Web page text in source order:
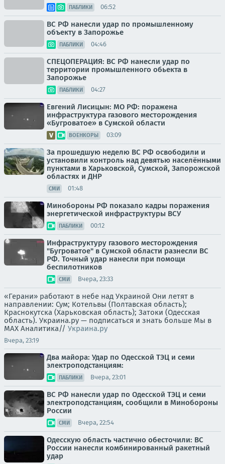
ПАБЛИКИ 06:52
ВС РФ нанесли удар по промышленному
объекту в Запорожье
ПАБЛИКИ 04:46
СПЕЦОПЕРАЦИЯ: ВС РФ нанесли удар по
территории промышленного обьекта в
Запорожье
ПАБЛИКИ 04:27
Евгений Лисицын: МО РФ: поражена
инфраструктура газового месторождения
«Бугроватое» в Сумской области
ВОЕНКОРЫ 03:09
За прошедшую неделю ВС РФ освободили и
установили контроль над девятью населёнными
пунктами в Харьковской, Сумской, Запорожской
областях и ДНР
СМИ 01:48
Минобороны РФ показало кадры поражения
энергетической инфраструктуры ВСУ
ПАБЛИКИ 00:12
Инфраструктуру газового месторождения
"Бугроватое" в Сумской области разнесли ВС
РФ. Точный удар нанесли при помощи
беспилотников
СМИ Вчера, 23:33
«Герани» работают в небе над Украиной Они летят в
направлении: Сум; Котельвы (Полтавская область);
Краснокутска (Харьковская область); Затоки (Одесская
область). Украина.ру — подписаться и знать больше Мы в
MAX Аналитика// Украина.ру
Вчера, 23:19
Два майора: Удар по Одесской ТЭЦ и семи
электроподстанциям:
ПАБЛИКИ Вчера, 23:01
ВС РФ нанесли удар по Одесской ТЭЦ и семи
электроподстанциям, сообщили в Минобороны
России
СМИ Вчера, 22:54
Одесскую область частично обесточили: ВС
России нанесли комбинированный ракетный
удар